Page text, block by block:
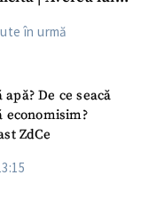
în urmă
De ce seacă
economisim?
ZdCe